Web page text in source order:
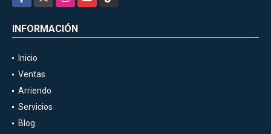
INFORMACIÓN
Inicio
Ventas
Arriendo
Servicios
Blog